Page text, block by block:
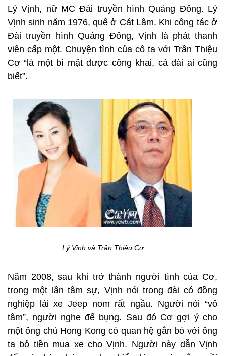
Lý Vịnh, nữ MC Đài truyền hình Quảng Đông. Lý
Vịnh sinh năm 1976, quê ở Cát Lâm. Khi công tác ở
Đài truyền hình Quảng Đông, Vịnh là phát thanh
viên cấp một. Chuyện tình của cô ta với Trần Thiệu
Cơ “là một bí mật được công khai, cả đài ai cũng
biết”.
Lý Vịnh và Trần Thiệu Cơ
Năm 2008, sau khi trở thành người tình của Cơ,
trong một lần tâm sự, Vịnh nói trong đài có đồng
nghiệp lái xe Jeep nom rất ngầu. Người nói “vô
tâm”, người nghe để bụng. Sau đó Cơ gợi ý cho
một ông chủ Hong Kong có quan hệ gắn bó với ông
ta bỏ tiền mua xe cho Vịnh. Người này dẫn Vịnh